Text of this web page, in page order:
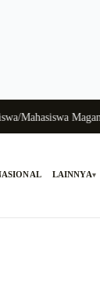
Magang
LAINNYA▾